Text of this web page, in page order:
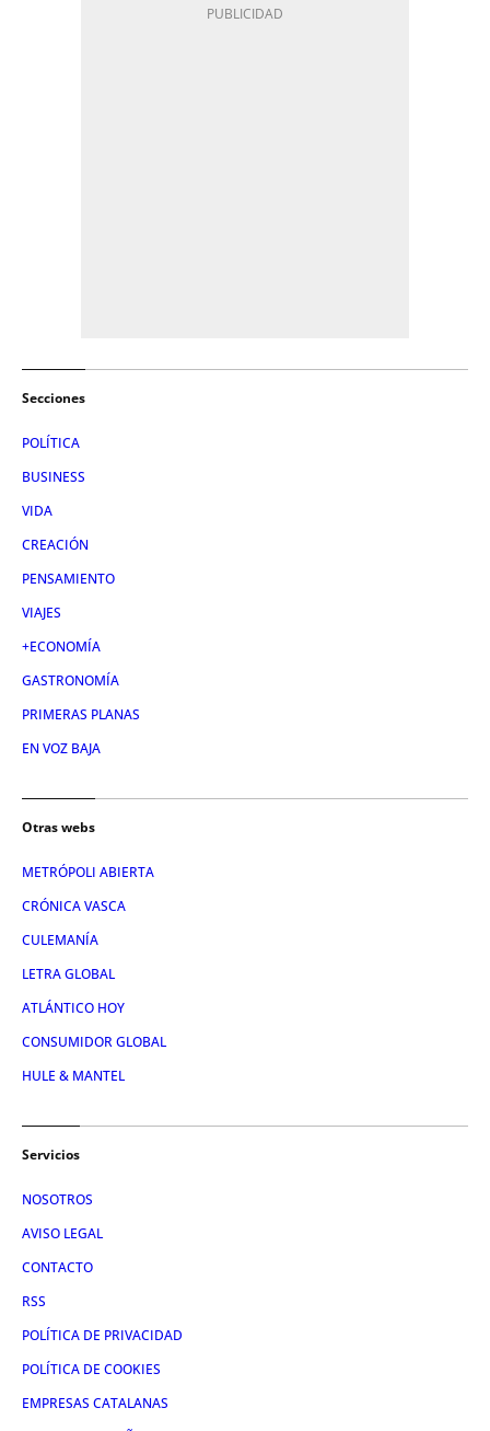
Secciones
POLÍTICA
BUSINESS
VIDA
CREACIÓN
PENSAMIENTO
VIAJES
+ECONOMÍA
GASTRONOMÍA
PRIMERAS PLANAS
EN VOZ BAJA
Otras webs
METRÓPOLI ABIERTA
CRÓNICA VASCA
CULEMANÍA
LETRA GLOBAL
ATLÁNTICO HOY
CONSUMIDOR GLOBAL
HULE & MANTEL
Servicios
NOSOTROS
AVISO LEGAL
CONTACTO
RSS
POLÍTICA DE PRIVACIDAD
POLÍTICA DE COOKIES
EMPRESAS CATALANAS